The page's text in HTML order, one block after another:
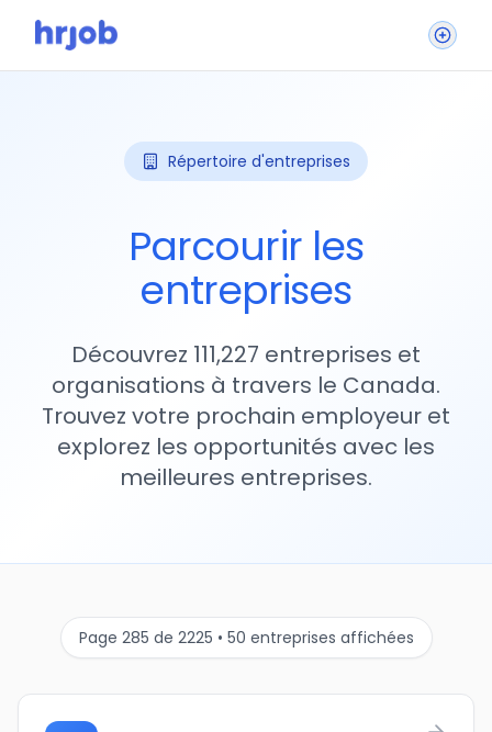
Répertoire d'entreprises
Parcourir les
entreprises
Découvrez 111,227 entreprises et
organisations à travers le Canada.
Trouvez votre prochain employeur et
explorez les opportunités avec les
meilleures entreprises.
Page 285 de 2225 • 50 entreprises affichées